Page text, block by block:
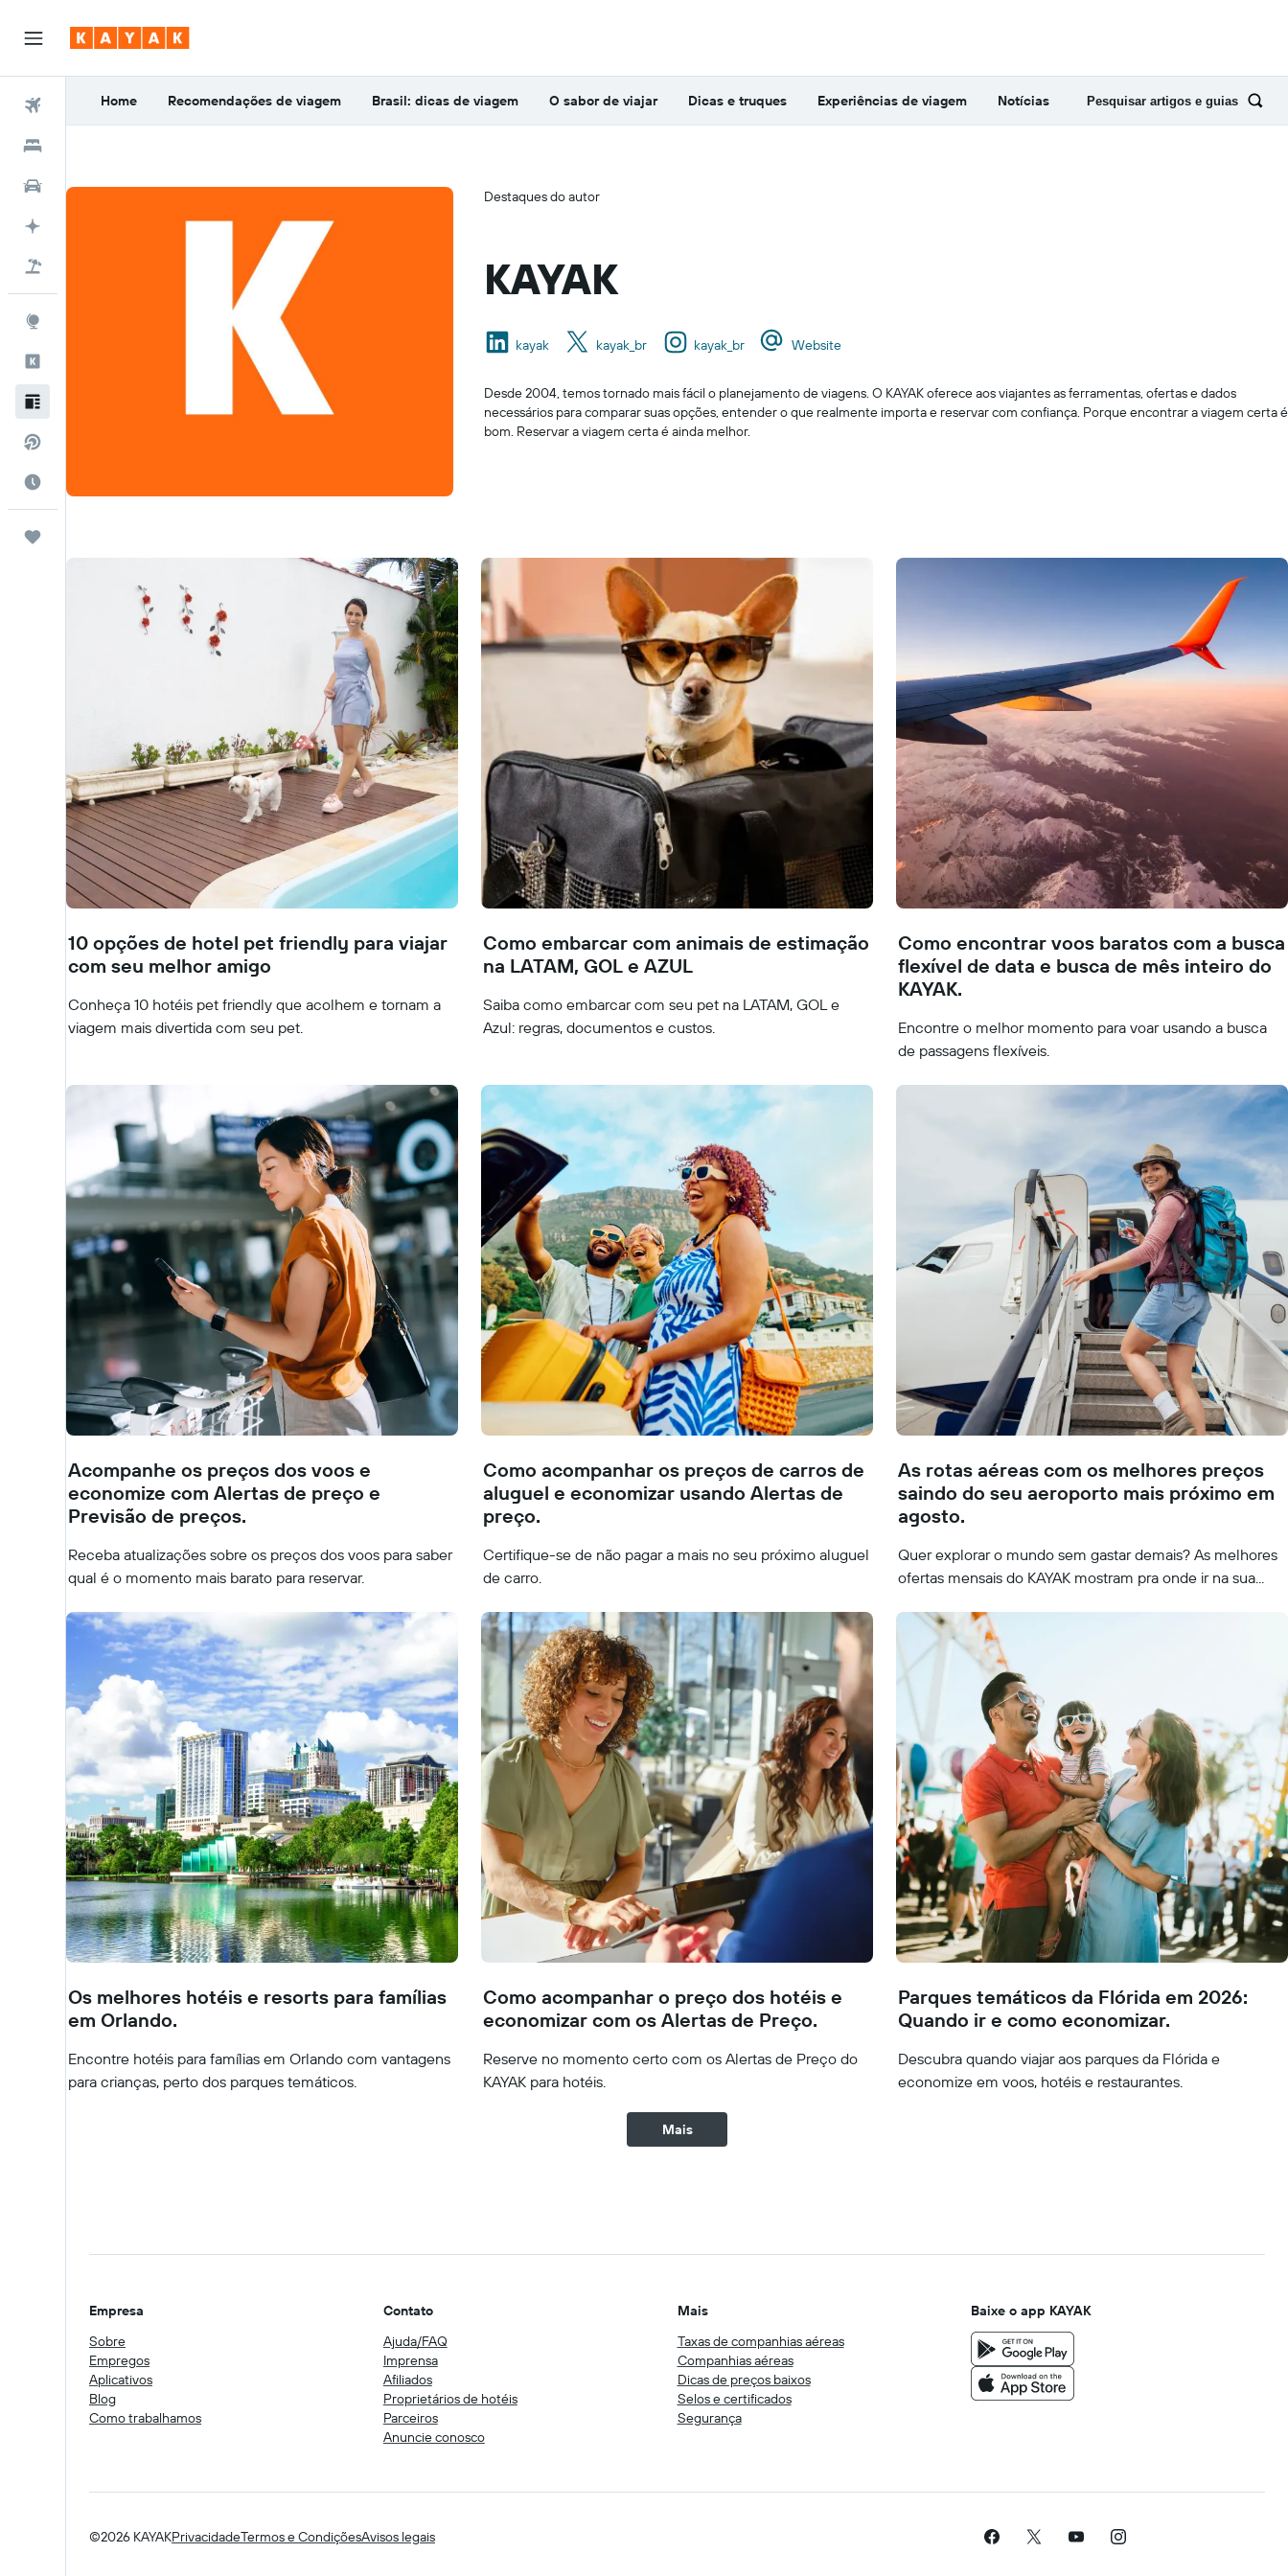
Carros
Home Recomendações de viagem Brasil: dicas de viagem O sabor de viajar Dicas e truques Experiências de viagem Notícias Pesquisar artigos e guias
Destaques do autor
KAYAK
kayak kayak_br kayak_br Website
Desde 2004, temos tornado mais fácil o planejamento de viagens. O KAYAK oferece aos viajantes as ferramentas, ofertas e dados
necessários para comparar suas opções, entender o que realmente importa e reservar com confiança. Porque encontrar a viagem certa é
bom. Reservar a viagem certa é ainda melhor.
10 opções de hotel pet friendly para viajar
com seu melhor amigo
Conheça 10 hotéis pet friendly que acolhem e tornam a
viagem mais divertida com seu pet.
Como embarcar com animais de estimação
na LATAM, GOL e AZUL
Saiba como embarcar com seu pet na LATAM, GOL e
Azul: regras, documentos e custos.
Como encontrar voos baratos com a busca
flexível de data e busca de mês inteiro do
KAYAK.
Encontre o melhor momento para voar usando a busca
de passagens flexíveis.
Acompanhe os preços dos voos e
economize com Alertas de preço e
Previsão de preços.
Receba atualizações sobre os preços dos voos para saber
qual é o momento mais barato para reservar.
Como acompanhar os preços de carros de
aluguel e economizar usando Alertas de
preço.
Certifique-se de não pagar a mais no seu próximo aluguel
de carro.
As rotas aéreas com os melhores preços
saindo do seu aeroporto mais próximo em
agosto.
Quer explorar o mundo sem gastar demais? As melhores
ofertas mensais do KAYAK mostram pra onde ir na sua...
Os melhores hotéis e resorts para famílias
em Orlando.
Encontre hotéis para famílias em Orlando com vantagens
para crianças, perto dos parques temáticos.
Como acompanhar o preço dos hotéis e
economizar com os Alertas de Preço.
Reserve no momento certo com os Alertas de Preço do
KAYAK para hotéis.
Parques temáticos da Flórida em 2026:
Quando ir e como economizar.
Descubra quando viajar aos parques da Flórida e
economize em voos, hotéis e restaurantes.
Mais
Empresa
Sobre
Empregos
Aplicativos
Blog
Como trabalhamos
Contato
Ajuda/FAQ
Imprensa
Afiliados
Proprietários de hotéis
Parceiros
Anuncie conosco
Mais
Taxas de companhias aéreas
Companhias aéreas
Dicas de preços baixos
Selos e certificados
Segurança
Baixe o app KAYAK
©2026 KAYAKPrivacidadeTermos e CondiçõesAvisos legais